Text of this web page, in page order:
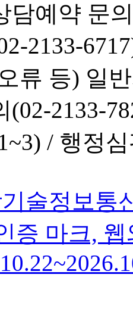
담예약 문
2133-
류 등) 일
(02-2133-
/ 행정심